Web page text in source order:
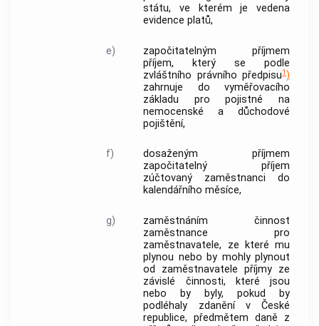
státu, ve kterém je vedena
evidence platů,
e)
započitatelným příjmem
příjem, který se podle
zvláštního právního předpisu1)
zahrnuje do vyměřovacího
základu pro pojistné na
nemocenské a důchodové
pojištění,
f)
dosaženým příjmem
započitatelný příjem
zúčtovaný zaměstnanci do
kalendářního měsíce,
g) zaměstnáním činnost
zaměstnance pro
zaměstnavatele, ze které mu
plynou nebo by mohly plynout
od zaměstnavatele příjmy ze
závislé činnosti, které jsou
nebo by byly, pokud by
podléhaly zdanění v České
republice, předmětem daně z